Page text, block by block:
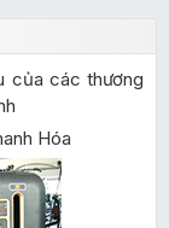
của các thương
Hóa